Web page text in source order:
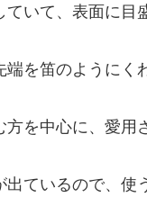
いて、表面に目
を笛のようにく
を中心に、愛用
出ているので、使